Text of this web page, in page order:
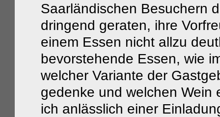
Saarländischen Besuchern
dringend geraten, ihre
einem Essen nicht allzu
bevorstehende Essen, wie
welcher Variante der
gedenke und welchen Wein
ich anlässlich einer